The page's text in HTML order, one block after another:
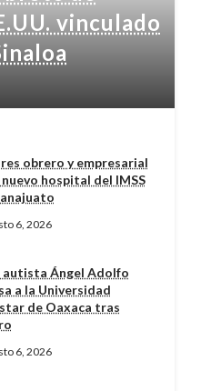
vinculado
obrero y empresarial
hospital del IMSS
6, 2026
autista Ángel Adolfo
a la Universidad
de Oaxaca tras
6, 2026